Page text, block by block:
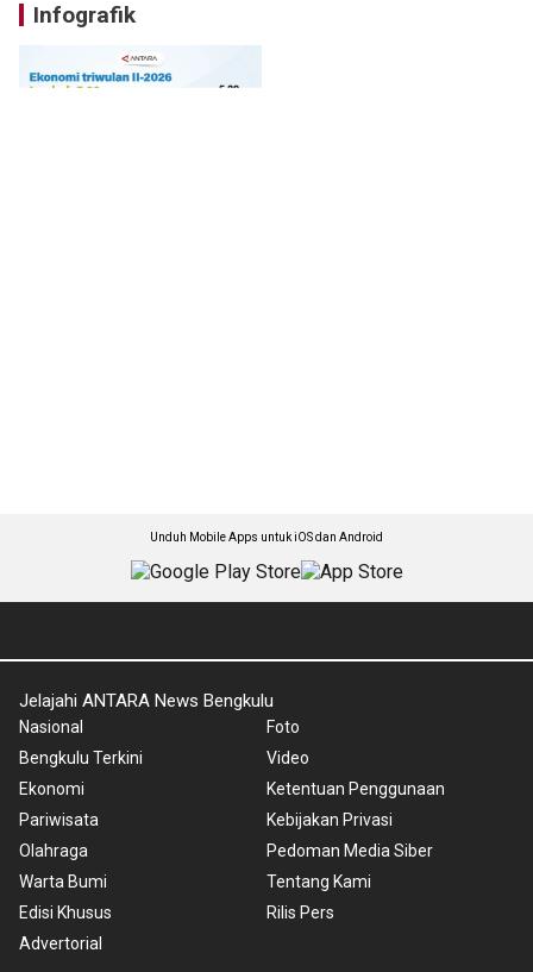
Infografik
Unduh Mobile Apps untuk iOS dan Android
Jelajahi ANTARA News Bengkulu
Nasional
Bengkulu Terkini
Ekonomi
Pariwisata
Olahraga
Warta Bumi
Edisi Khusus
Advertorial
Foto
Video
Ketentuan Penggunaan
Kebijakan Privasi
Pedoman Media Siber
Tentang Kami
Rilis Pers